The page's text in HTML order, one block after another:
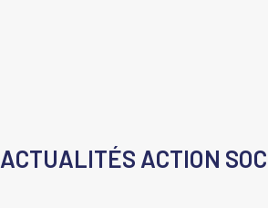
ACTUALITÉS ACTION